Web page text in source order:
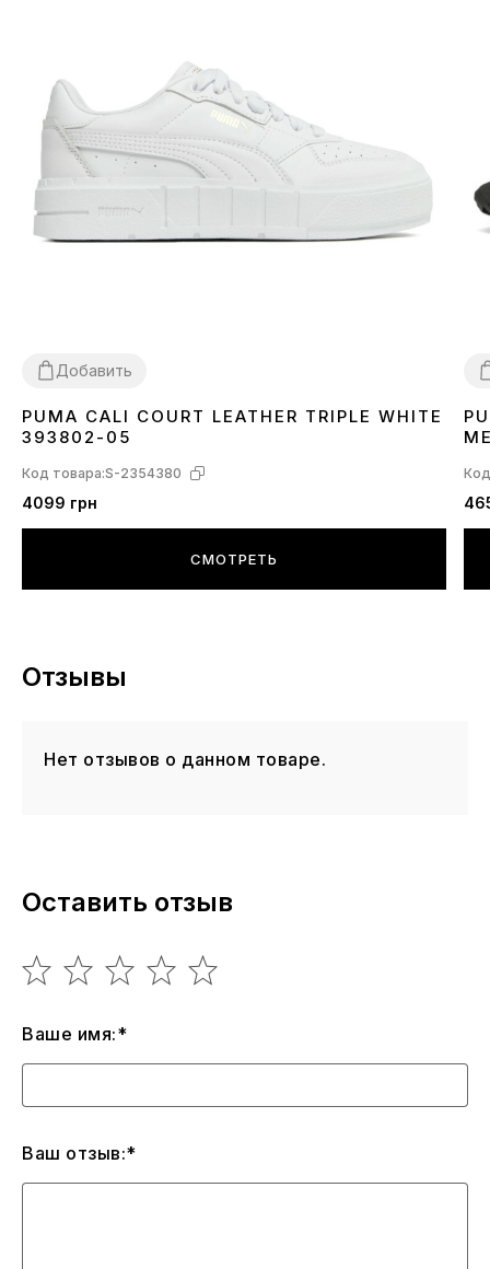
Добавить
3839
PUMA CALI COURT LEATHER TRIPLE WHITE
393802-05
Код товара:S-2354380
4099 грн
СМОТРЕТЬ
Отзывы
Нет отзывов о данном товаре.
Оставить отзыв
Ваше имя:*
Ваш отзыв:*